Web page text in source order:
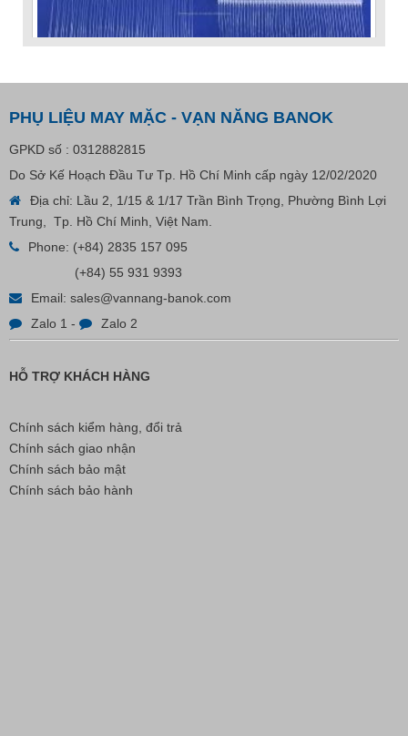
VP Fas Loop (PP) – Dây Treo Nhãn, Ti Bắn, Đạn Vòng
Treo Nhãn Mác
Liên hệ
PHỤ LIỆU MAY MẶC - VẠN NĂNG BANOK
GPKD số : 0312882815
Do Sở Kế Hoạch Đầu Tư Tp. Hồ Chí Minh cấp ngày 12/02/2020
Địa chỉ: Lầu 2, 1/15 & 1/17 Trần Bình Trọng, Phường Bình Lợi
Trung, Tp. Hồ Chí Minh, Việt Nam.
Phone: (+84) 2835 157 095
(+84) 55 931 9393
Email: sales@vannang-banok.com
Zalo 1 - Zalo 2
HỖ TRỢ KHÁCH HÀNG
Chính sách kiểm hàng, đổi trả
Chính sách giao nhận
Chính sách bảo mật
Chính sách bảo hành